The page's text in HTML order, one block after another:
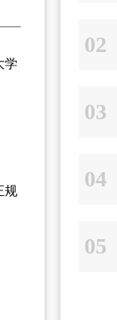
学
规
02
03
04
05